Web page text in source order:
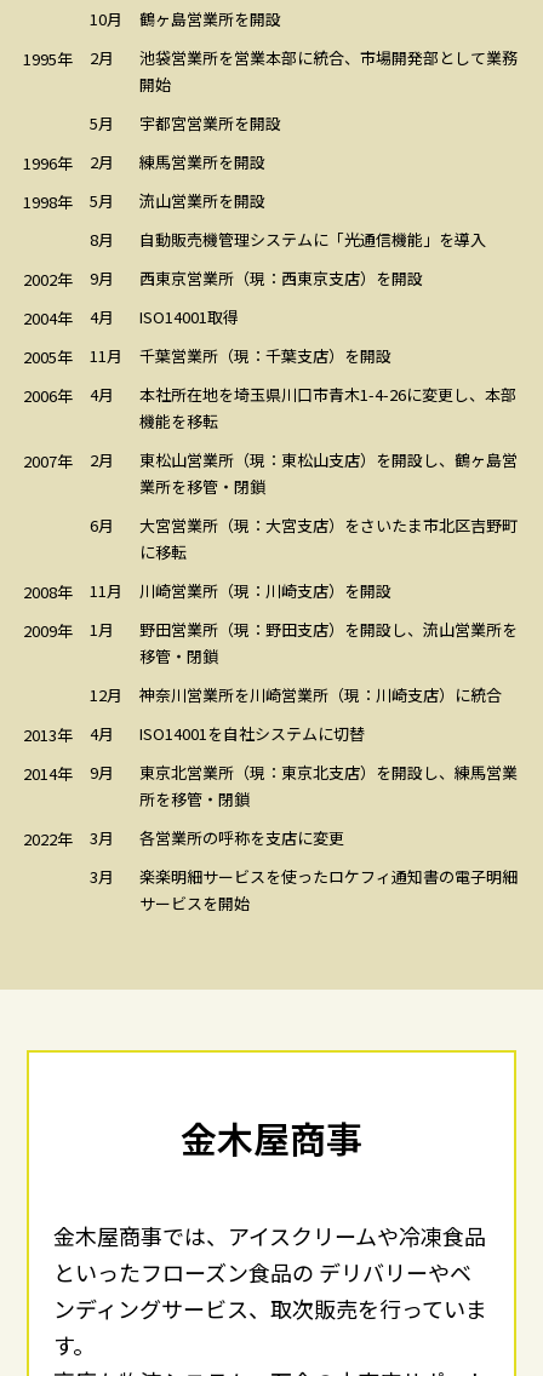
10月
鶴ヶ島営業所を開設
1995年
2月
5月
池袋営業所を営業本部に統合、市場開発部として業務
開始
宇都宮営業所を開設
1996年
2月
練馬営業所を開設
1998年
5月
8月
流山営業所を開設
自動販売機管理システムに「光通信機能」を導入
2002年
9月
西東京営業所（現：西東京支店）を開設
2004年
4月
ISO14001取得
2005年
11月
千葉営業所（現：千葉支店）を開設
2006年
4月
本社所在地を埼玉県川口市青木1-4-26に変更し、本部
機能を移転
2007年
2月
6月
東松山営業所（現：東松山支店）を開設し、鶴ヶ島営
業所を移管・閉鎖
大宮営業所（現：大宮支店）をさいたま市北区吉野町
に移転
2008年
11月
川崎営業所（現：川崎支店）を開設
2009年
1月
12月
野田営業所（現：野田支店）を開設し、流山営業所を
移管・閉鎖
神奈川営業所を川崎営業所（現：川崎支店）に統合
2013年
4月
ISO14001を自社システムに切替
2014年
9月
東京北営業所（現：東京北支店）を開設し、練馬営業
所を移管・閉鎖
2022年
3月
3月
各営業所の呼称を支店に変更
楽楽明細サービスを使ったロケフィ通知書の電子明細
サービスを開始
金木屋商事
金木屋商事では、アイスクリームや冷凍食品
といったフローズン食品の デリバリーやベ
ンディングサービス、取次販売を行っていま
す。